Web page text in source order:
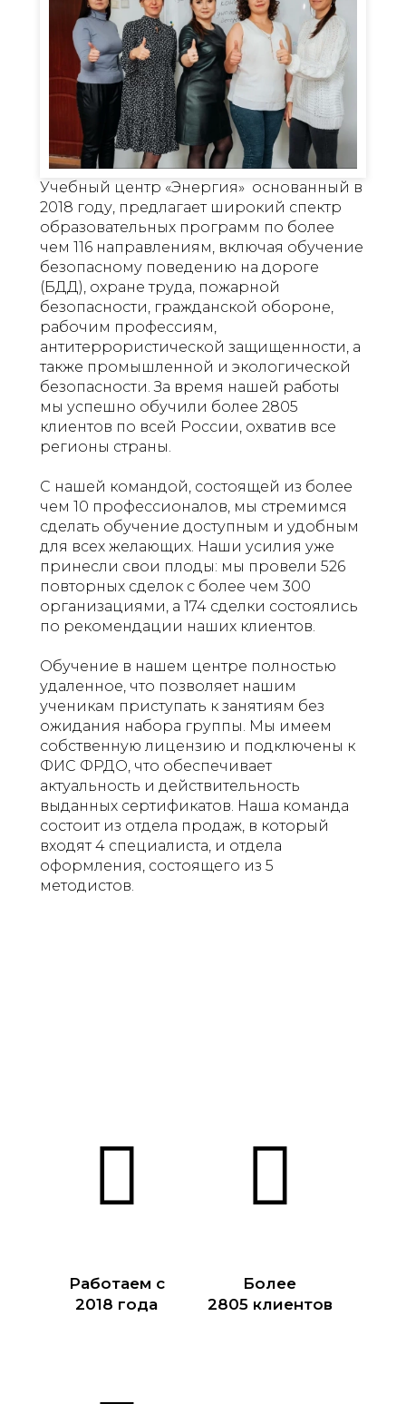
Учебный центр «Энергия» основанный в
2018 году, предлагает широкий спектр
образовательных программ по более
чем 116 направлениям, включая обучение
безопасному поведению на дороге
(БДД), охране труда, пожарной
безопасности, гражданской обороне,
рабочим профессиям,
антитеррористической защищенности, а
также промышленной и экологической
безопасности. За время нашей работы
мы успешно обучили более 2805
клиентов по всей России, охватив все
регионы страны.
С нашей командой, состоящей из более
чем 10 профессионалов, мы стремимся
сделать обучение доступным и удобным
для всех желающих. Наши усилия уже
принесли свои плоды: мы провели 526
повторных сделок с более чем 300
организациями, а 174 сделки состоялись
по рекомендации наших клиентов.
Обучение в нашем центре полностью
удаленное, что позволяет нашим
ученикам приступать к занятиям без
ожидания набора группы. Мы имеем
собственную лицензию и подключены к
ФИС ФРДО, что обеспечивает
актуальность и действительность
выданных сертификатов. Наша команда
состоит из отдела продаж, в который
входят 4 специалиста, и отдела
оформления, состоящего из 5
методистов.
Работаем с
2018 года
Более
2805 клиентов